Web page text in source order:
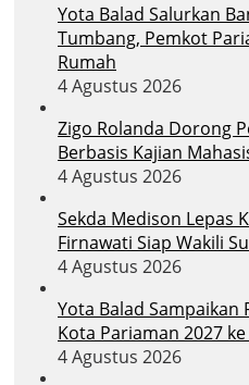
Yota Balad Salurkan
Tumbang, Pemkot
Rumah
4 Agustus 2026
Zigo Rolanda Dorong
Berbasis Kajian
4 Agustus 2026
Sekda Medison Lepas
Firnawati Siap Wakili
4 Agustus 2026
Yota Balad Sampaikan
Kota Pariaman 2027 ke
4 Agustus 2026